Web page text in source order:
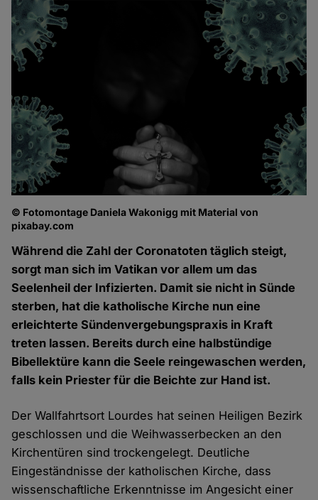
© Fotomontage Daniela Wakonigg mit Material von
pixabay.com
Während die Zahl der Coronatoten täglich steigt,
sorgt man sich im Vatikan vor allem um das
Seelenheil der Infizierten. Damit sie nicht in Sünde
sterben, hat die katholische Kirche nun eine
erleichterte Sündenvergebungspraxis in Kraft
treten lassen. Bereits durch eine halbstündige
Bibellektüre kann die Seele reingewaschen werden,
falls kein Priester für die Beichte zur Hand ist.
Der Wallfahrtsort Lourdes hat seinen Heiligen Bezirk
geschlossen und die Weihwasserbecken an den
Kirchentüren sind trockengelegt. Deutliche
Eingeständnisse der katholischen Kirche, dass
wissenschaftliche Erkenntnisse im Angesicht einer